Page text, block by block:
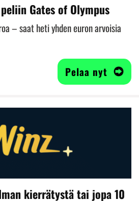
Gates of Olympus
– saat heti yhden euron arvoisia
Pelaa nyt
kierrätystä tai jopa 10